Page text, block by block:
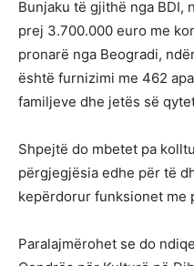
Bunjaku të gjithë nga BDI,
prej 3.700.000 euro me
pronarë nga Beogradi,
është furnizimi me 462
familjeve dhe jetës së
Shpejtë do mbetet pa
përgjegjësia edhe për të
kepërdorur funksionet me
Paralajmërohet se do